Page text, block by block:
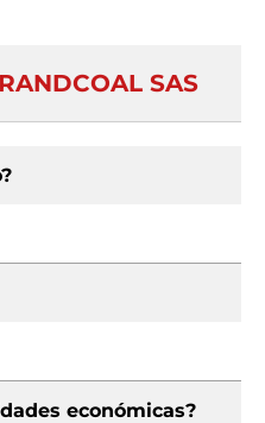
SAS
económicas?